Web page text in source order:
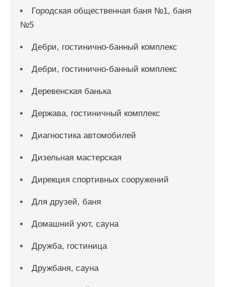
Городская общественная баня №1, баня
№5
Дебри, гостинично-банный комплекс
Дебри, гостинично-банный комплекс
Деревенская банька
Держава, гостиничный комплекс
Диагностика автомобилей
Дизельная мастерская
Дирекция спортивных сооружений
Для друзей, баня
Домашний уют, сауна
Дружба, гостиница
Дружбаня, сауна